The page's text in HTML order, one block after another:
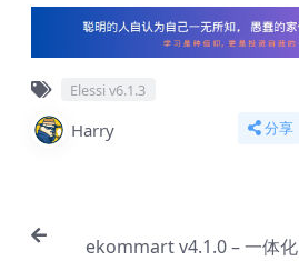
Elessi v6.1.3
Harry 分享
ekommart v4.1.0 – 一体